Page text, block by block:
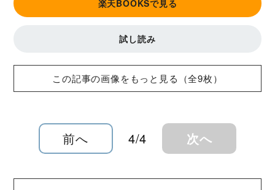
楽天BOOKSで見る
試し読み
この記事の画像をもっと見る（全9枚）
前へ 4/4 次へ